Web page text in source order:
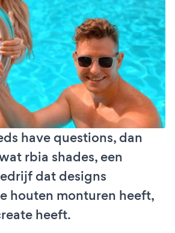
have questions, dan
rbia shades, een
dat designs
houten monturen heeft,
heeft.